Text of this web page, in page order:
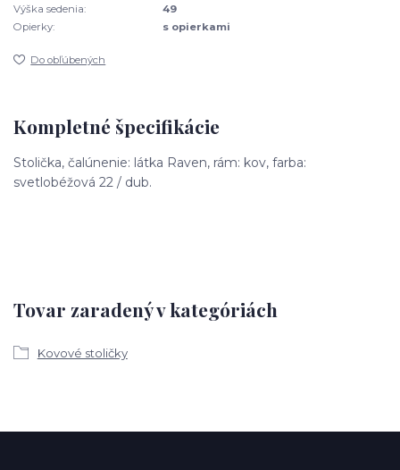
Výška sedenia:
49
Opierky:
s opierkami
Do obľúbených
Kompletné špecifikácie
Stolička, čalúnenie: látka Raven, rám: kov, farba:
svetlobéžová 22 / dub.
Tovar zaradený v kategóriách
Kovové stoličky